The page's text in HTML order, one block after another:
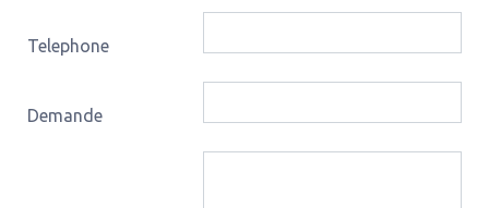
Telephone
Demande